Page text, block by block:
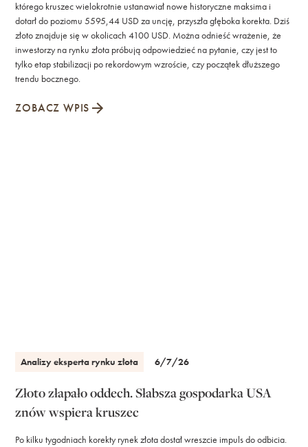
którego kruszec wielokrotnie ustanawiał nowe historyczne maksima i
dotarł do poziomu 5595,44 USD za uncję, przyszła głęboka korekta. Dziś
złoto znajduje się w okolicach 4100 USD. Można odnieść wrażenie, że
inwestorzy na rynku złota próbują odpowiedzieć na pytanie, czy jest to
tylko etap stabilizacji po rekordowym wzroście, czy początek dłuższego
trendu bocznego.
ZOBACZ WPIS
Analizy eksperta rynku złota 6/7/26
Złoto złapało oddech. Słabsza gospodarka USA
znów wspiera kruszec
Po kilku tygodniach korekty rynek złota dostał wreszcie impuls do odbicia.